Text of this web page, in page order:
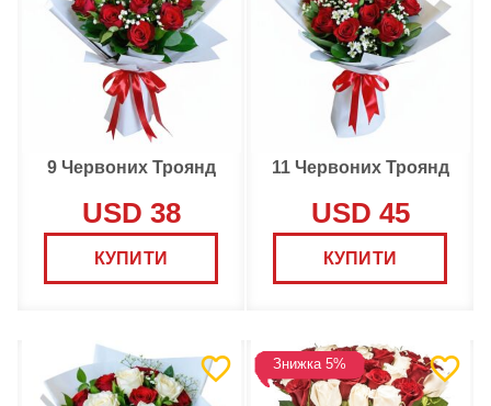
9 Червоних Троянд
USD 38
КУПИТИ
11 Червоних Троянд
USD 45
КУПИТИ
Знижка 5%